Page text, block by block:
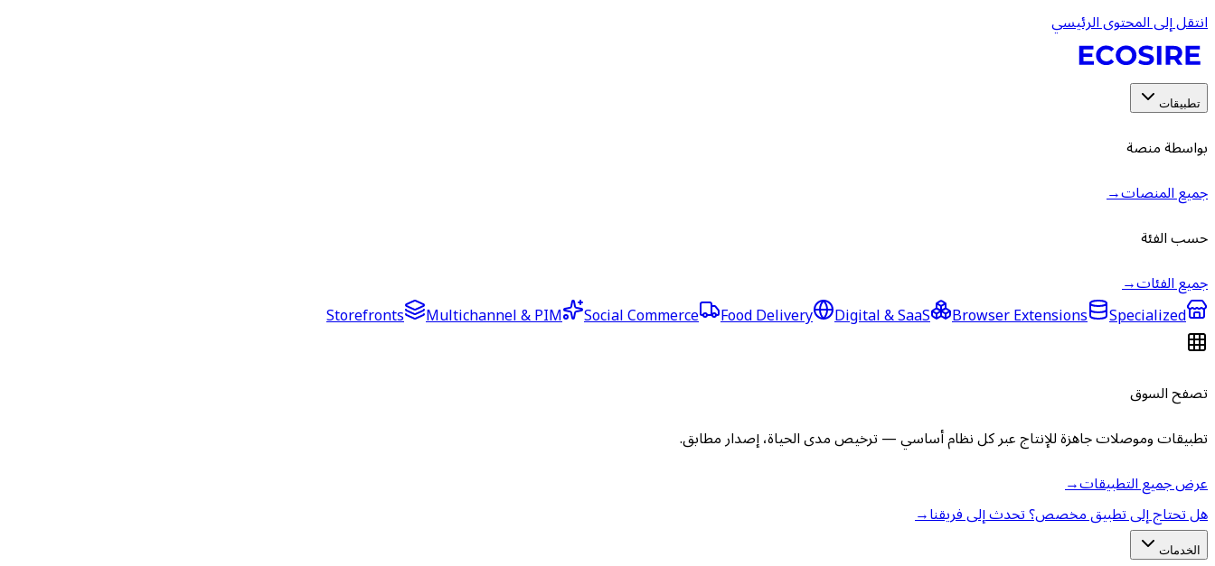
انتقل إلى المحتوى الرئيسي
تطبيقات
بواسطة منصة
جميع المنصات→
حسب الفئة
جميع الفئات→
Storefronts
Multichannel & PIM Social Commerce Food Delivery Digital & SaaS Browser Extensions Specialized
تصفح السوق
تطبيقات وموصلات جاهزة للإنتاج عبر كل نظام أساسي — ترخيص مدى الحياة، إصدار مطابق.
عرض جميع التطبيقات→
هل تحتاج إلى تطبيق مخصص؟ تحدث إلى فريقنا→
الخدمات